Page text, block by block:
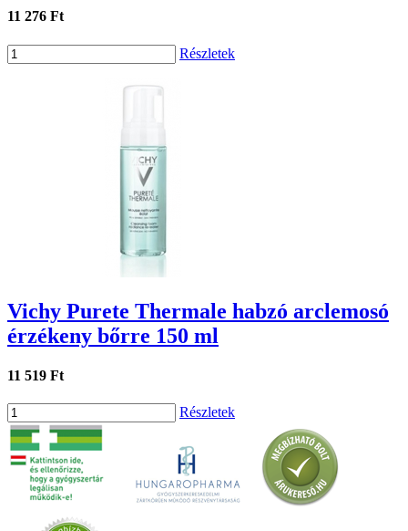
11 276 Ft
Részletek
Vichy Purete Thermale habzó arclemosó
érzékeny bőrre 150 ml
11 519 Ft
Részletek